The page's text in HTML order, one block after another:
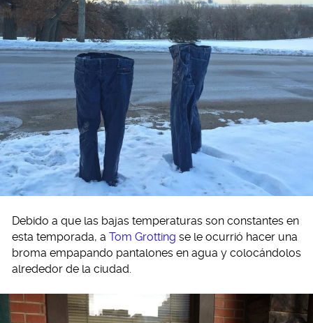
Debido a que las bajas temperaturas son constantes en
esta temporada, a Tom Grotting se le ocurrió hacer una
broma empapando pantalones en agua y colocándolos
alrededor de la ciudad.